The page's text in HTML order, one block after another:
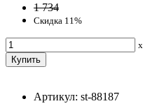
1 734
Скидка 11%
x
Артикул: st-88187